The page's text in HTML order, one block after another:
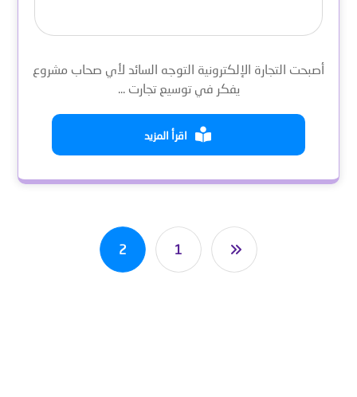
أصبحت التجارة الإلكترونية التوجه السائد لأي صحاب مشروع
يفكر في توسيع تجارت ...
اقرأ المزيد
1
2